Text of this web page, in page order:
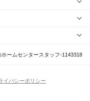
ホームセンタースタッフ-1143318
イバシーポリシー